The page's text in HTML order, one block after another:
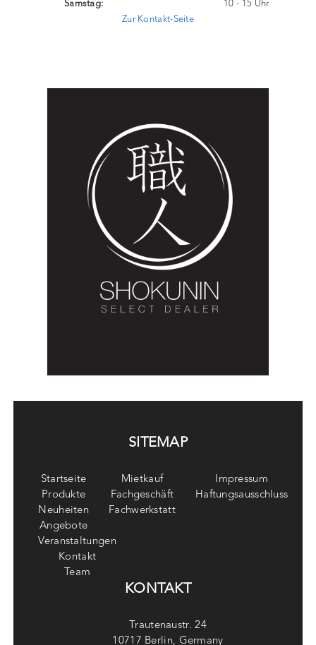
Samstag:
10 - 15 Uhr
Zur Kontakt-Seite
SITEMAP
Startseite
Produkte
Neuheiten
Angebote
Mietkauf
Fachgeschäft
Fachwerkstatt
Impressum
Haftungsausschluss
Veranstaltungen
Kontakt
Team
KONTAKT
Trautenaustr. 24
10717 Berlin, Germany